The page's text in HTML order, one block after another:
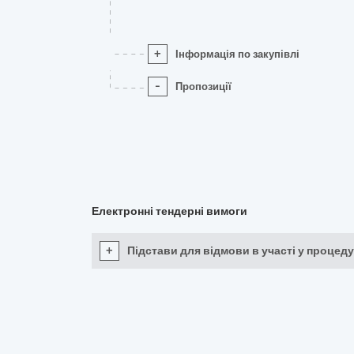
+ Інформація по закупівлі
- Пропозиції
Електронні тендерні вимоги
+ Підстави для відмови в участі у